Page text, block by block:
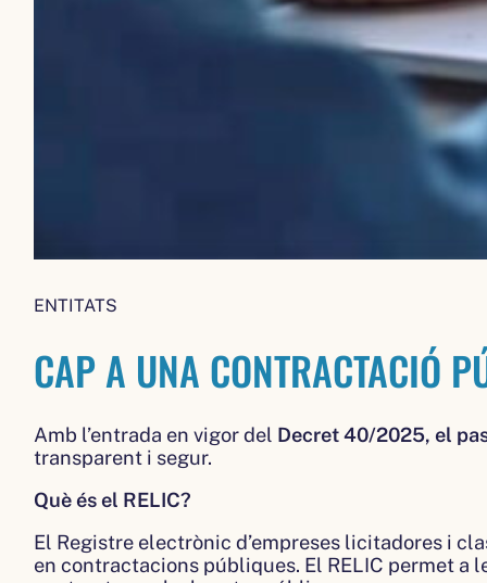
ENTITATS
CAP A UNA CONTRACTACIÓ
Amb l’entrada en vigor del Decret 40/2025, el
transparent i segur.
Què és el RELIC?
El Registre electrònic d’empreses licitadores i
en contractacions públiques. El RELIC permet a